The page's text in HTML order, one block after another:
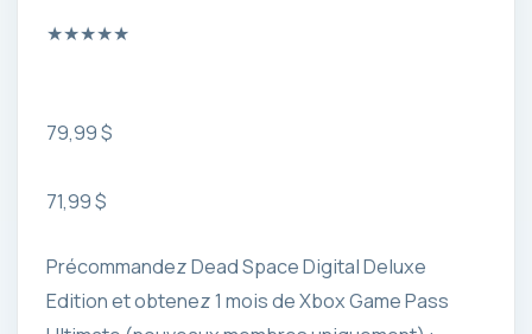
★★★★★
79,99 $
71,99 $
Précommandez Dead Space Digital Deluxe
Edition et obtenez 1 mois de Xbox Game Pass